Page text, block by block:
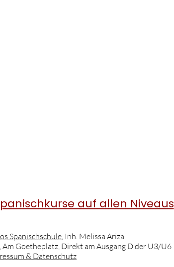
auf allen Niveaus
Spanischschule, Inh. Melissa Ariza
, Am Goetheplatz, Direkt am Ausgang D der U3/U6
& Datenschutz